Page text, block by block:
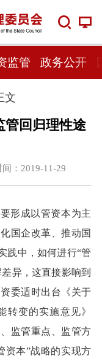
监管 政务公开
文
管回归理性途
：2019-11-29
形成以管资本为主
国企改革、推动国
践中，如何进行“管
异，这直接影响到
委适时出台《关于
转变的实施意见》
监管重点、监管方
资本”战略的实现方